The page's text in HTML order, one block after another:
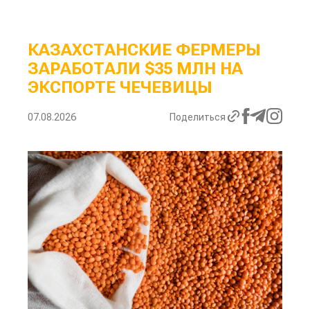
КАЗАХСТАНСКИЕ ФЕРМЕРЫ
ЗАРАБОТАЛИ $35 МЛН НА
ЭКСПОРТЕ ЧЕЧЕВИЦЫ
07.08.2026 Поделиться